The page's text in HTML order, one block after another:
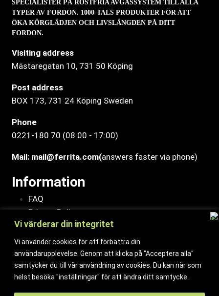
Vi värderar din integritet
Vi använder cookies för att förbättra din
användarupplevelse. Genom att klicka på "Acceptera alla"
samtycker du till vår användning av cookies. Du kan när som
helst besöka "inställningar" för att ändra ditt samtycke.
SPECIALISTER PÅ ROSTFRIA AVGASSYSTEM TILL ALLA
TYPER AV FORDON. 1000-TALS PRODUKTER FÖR ATT
ÖKA KÖRGLÄDJEN OCH LIVSLÄNGDEN PÅ DITT
FORDON.
Visiting address
Mästaregatan 10, 731 50 Köping
Post address
BOX 173, 731 24 Köping Sweden
Phone
0221-180 70 (08:00 - 17:00)
Mail: mail@ferrita.com(answers faster via phone)
Information
FAQ
Privacy Policy
Assembly description
Environment and quality policy
Retailers/partners
Customer service
Terms of purchase